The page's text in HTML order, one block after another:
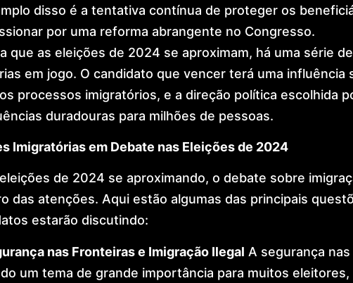
disso é a tentativa contínua de proteger os
por uma reforma abrangente no Congresso.
que as eleições de 2024 se aproximam, há uma série
em jogo. O candidato que vencer terá uma influência
processos imigratórios, e a direção política escolhida
duradouras para milhões de pessoas.
Imigratórias em Debate nas Eleições de 2024
de 2024 se aproximando, o debate sobre
das atenções. Aqui estão algumas das principais
estarão discutindo:
nas Fronteiras e Imigração Ilegal A segurança
um tema de grande importância para muitos